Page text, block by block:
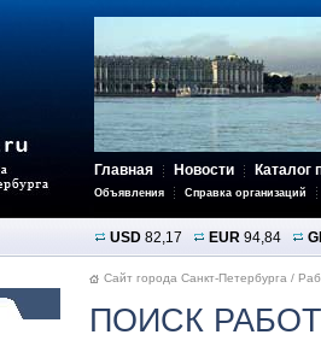
Главная Новости Каталог
Объявления Справка организаций
USD 82,17 EUR 94,84
Сайт города Санкт-Петербурга /
ПОИСК